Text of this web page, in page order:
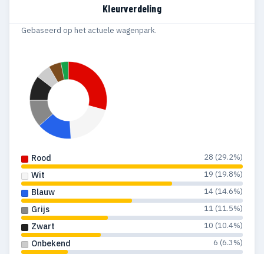
Kleurverdeling
Gebaseerd op het actuele wagenpark.
Rood 28 (29.2%)
Wit 19 (19.8%)
Blauw 14 (14.6%)
Grijs 11 (11.5%)
Zwart 10 (10.4%)
Onbekend 6 (6.3%)